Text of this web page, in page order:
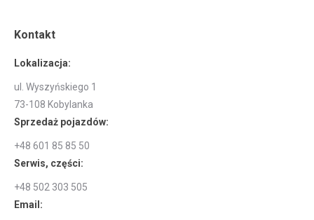
Kontakt
Lokalizacja:
ul. Wyszyńskiego 1
73-108 Kobylanka
Sprzedaż pojazdów:
+48 601 85 85 50
Serwis, części:
+48 502 303 505
Email: